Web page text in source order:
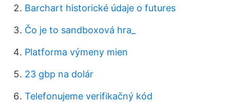
Barchart historické údaje o futures
Čo je to sandboxová hra_
Platforma výmeny mien
23 gbp na dolár
Telefonujeme verifikačný kód